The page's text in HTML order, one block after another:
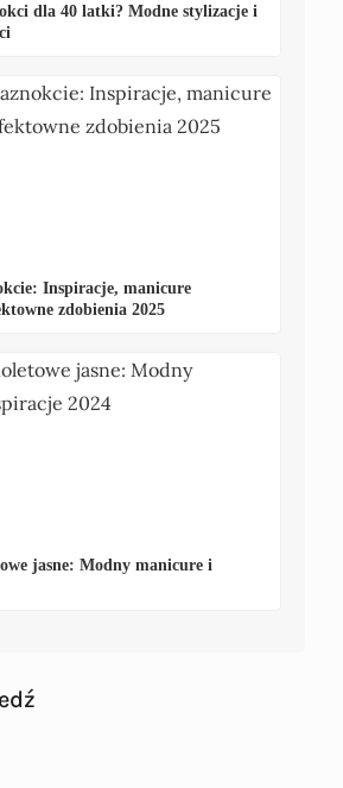
dla 40 latki? Modne stylizacje i
Inspiracje, manicure
zdobienia 2025
jasne: Modny manicure i